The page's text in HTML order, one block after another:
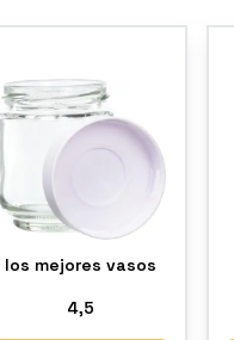
los mejores vasos
4,5